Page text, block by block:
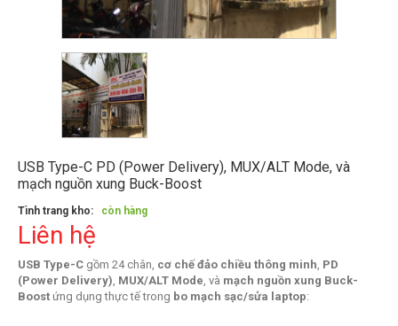
USB Type-C PD (Power Delivery), MUX/ALT Mode, và
mạch nguồn xung Buck-Boost
Tình trang kho: còn hàng
Liên hệ
USB Type-Cgồm 24 chân, cơ chế đảo chiều thông minh, PD
(Power Delivery), MUX/ALT Mode, và mạch nguồn xung Buck-
Boostứng dụng thực tế trong bo mạch sạc/sửa laptop: